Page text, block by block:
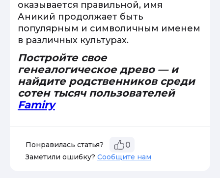
оказывается правильной, имя
Аникий продолжает быть
популярным и символичным именем
в различных культурах.
Постройте свое
генеалогическое древо — и
найдите родственников среди
сотен тысяч пользователей
Famiry
Понравилась статья? 0
Заметили ошибку? Сообщите нам